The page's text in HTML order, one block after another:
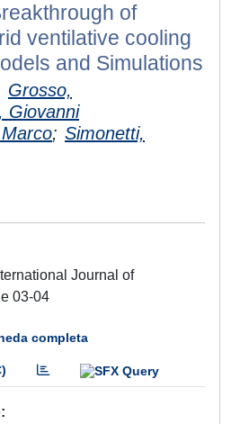
of
ventilative cooling
and Simulations
Grosso,
Giovanni
; Simonetti,
Journal of
03-04
completa